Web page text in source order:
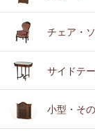
チェア・
サイドテ
小型・そ